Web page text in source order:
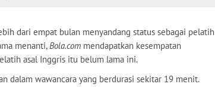
dari empat bulan menyandang status sebagai pelatih
menanti,Bola.com mendapatkan kesempatan
asal Inggris itu belum lama ini.
dalam wawancara yang berdurasi sekitar 19 menit.